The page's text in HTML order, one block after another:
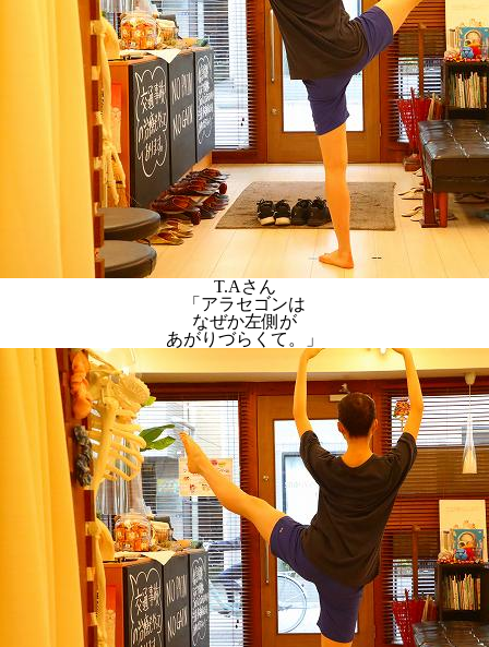
T.Aさん
「アラセゴンは
なぜか左側が
あがりづらくて。」